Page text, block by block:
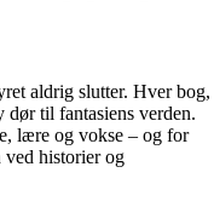
aldrig slutter. Hver bog,
dør til fantasiens verden.
lære og vokse – og for
historier og